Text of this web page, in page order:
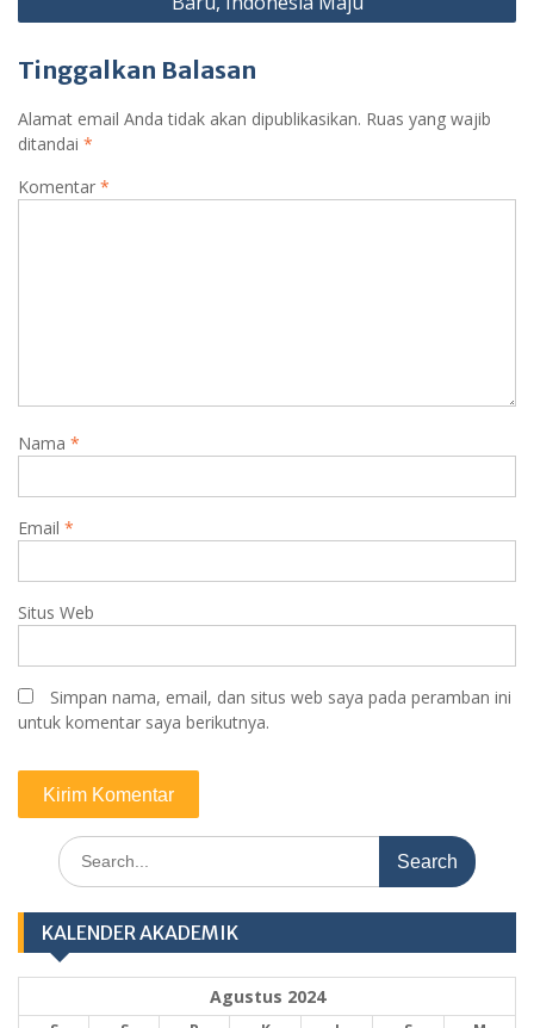
Tinggalkan Balasan
Alamat email Anda tidak akan dipublikasikan. Ruas yang wajib
ditandai *
Komentar *
Nama *
Email *
Situs Web
Simpan nama, email, dan situs web saya pada peramban ini
untuk komentar saya berikutnya.
Search
for:
KALENDER AKADEMIK
Agustus 2024